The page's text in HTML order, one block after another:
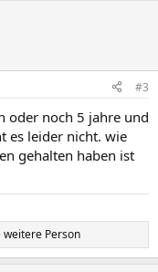
#3
oder noch 5 jahre und
es leider nicht. wie
gehalten haben ist
weitere Person